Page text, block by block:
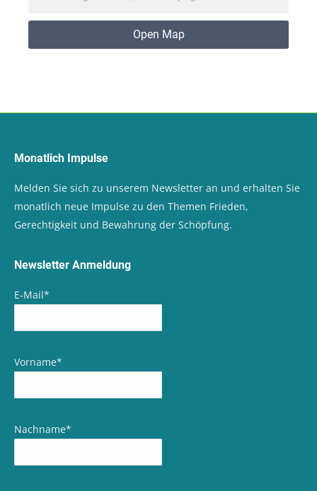
Open Map
Monatlich Impulse
Melden Sie sich zu unserem Newsletter an und erhalten Sie
monatlich neue Impulse zu den Themen Frieden,
Gerechtigkeit und Bewahrung der Schöpfung.
Newsletter Anmeldung
E-Mail*
Vorname*
Nachname*